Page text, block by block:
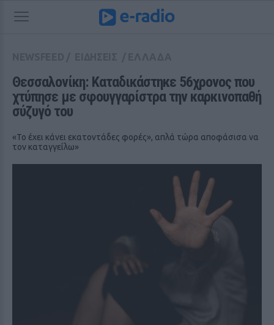
Θεσσαλονίκη: Καταδικάστηκε 56χρονος που
χτύπησε με σφουγγαρίστρα την καρκινοπαθή
σύζυγό του
«Το έχει κάνει εκατοντάδες φορές», απλά τώρα αποφάσισα να
τον καταγγείλω»